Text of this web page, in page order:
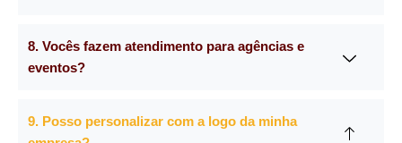
8. Vocês fazem atendimento para agências e
eventos?
9. Posso personalizar com a logo da minha